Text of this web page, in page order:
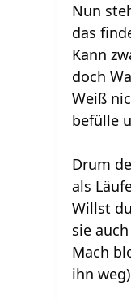
Nun
das
Kann
doch
Weiß
befülle
Drum
als
Willst
sie
Mach
ihn weg)